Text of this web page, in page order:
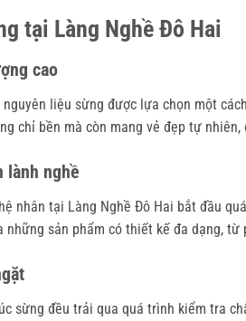
tại Làng Nghề Đô Hai
cao
liệu sừng được lựa chọn một
chỉ bền mà còn mang vẻ đẹp tự nhiên,
lành nghề
nhân tại Làng Nghề Đô Hai bắt đầu
sản phẩm có thiết kế đa dạng,
sừng đều trải qua quá trình kiểm tra